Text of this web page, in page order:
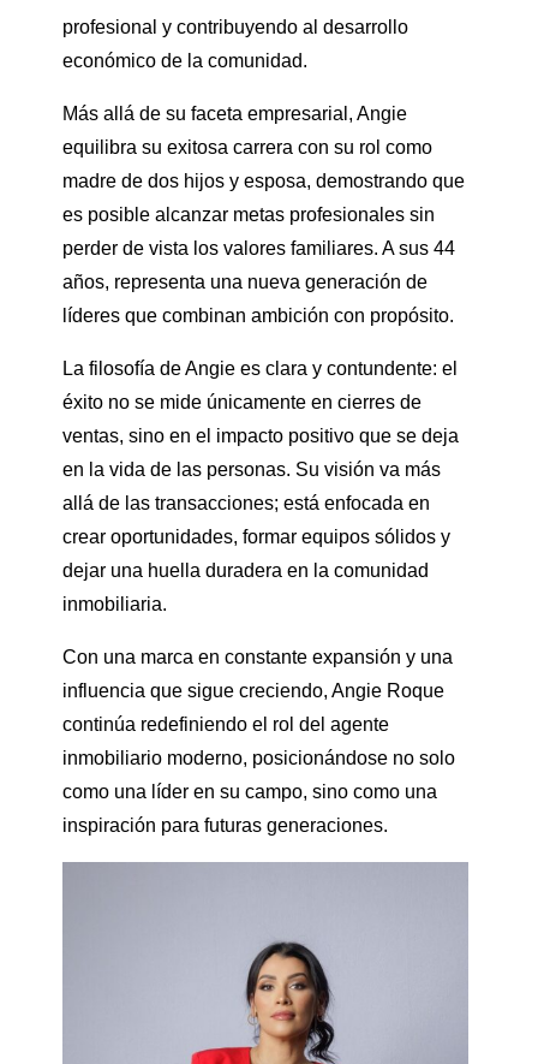
profesional y contribuyendo al desarrollo
económico de la comunidad.
Más allá de su faceta empresarial, Angie
equilibra su exitosa carrera con su rol como
madre de dos hijos y esposa, demostrando que
es posible alcanzar metas profesionales sin
perder de vista los valores familiares. A sus 44
años, representa una nueva generación de
líderes que combinan ambición con propósito.
La filosofía de Angie es clara y contundente: el
éxito no se mide únicamente en cierres de
ventas, sino en el impacto positivo que se deja
en la vida de las personas. Su visión va más
allá de las transacciones; está enfocada en
crear oportunidades, formar equipos sólidos y
dejar una huella duradera en la comunidad
inmobiliaria.
Con una marca en constante expansión y una
influencia que sigue creciendo, Angie Roque
continúa redefiniendo el rol del agente
inmobiliario moderno, posicionándose no solo
como una líder en su campo, sino como una
inspiración para futuras generaciones.